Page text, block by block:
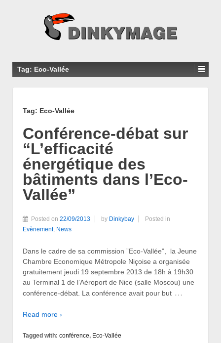
Tag: Eco-Vallée
Tag: Eco-Vallée
Conférence-débat sur
“L’efficacité
énergétique des
bâtiments dans l’Eco-
Vallée”
Posted on 22/09/2013 by Dinkybay
Posted in
Evènement, News
Dans le cadre de sa commission ”Eco-Vallée”, la Jeune
Chambre Economique Métropole Niçoise a organisée
gratuitement jeudi 19 septembre 2013 de 18h à 19h30
au Terminal 1 de l’Aéroport de Nice (salle Moscou) une
conférence-débat. La conférence avait pour but …
Read more ›
Tagged with: conférence, Eco-Vallée